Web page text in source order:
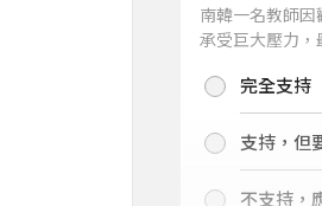
南韓一名教師因
承受巨大壓力
你支持老師適度
完全支持
支持，但
不支持，